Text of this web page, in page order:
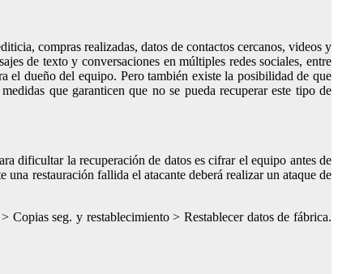
compras realizadas, datos de contactos cercanos, videos y
de texto y conversaciones en múltiples redes sociales, entre
el dueño del equipo. Pero también existe la posibilidad de que
que garanticen que no se pueda recuperar este tipo de
dificultar la recuperación de datos es cifrar el equipo antes de
restauración fallida el atacante deberá realizar un ataque de
seg. y restablecimiento > Restablecer datos de fábrica.